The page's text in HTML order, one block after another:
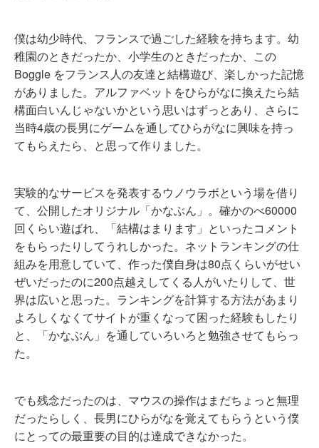
僕は幼少時代、フランスで過ごした経験を持ちます。幼
稚園のときだったか、小学生のときだったか、この
Boggle をフランス人の友達と結構遊び、楽しかった記憶
がありました。アルファベットをひらがなに換えたら結
構面白いんじゃないかという思いはずっとあり、さらに
当時4歳の長男にゲームを通してひらがなに興味を持っ
てもらえたら、と思って作りました。
実験的なサービスを発表するウノウラボという場を借り
て、公開したオリジナル「かなぶん」。確かのべ60000
回くらい遊ばれ、「結構はまります」といったコメント
をもらったりしてうれしかった。ネットランキングの仕
組みを用意していて、作った僕自身は80点くらいがせい
ぜいだったのに200点越えしてくる人がいたりして、世
界は広いと思った。ランキングを計算する方法があまり
よろしくなくてサイトが重くなって困った経験もしたり
と、「かなぶん」を通していろいろと勉強させてもらっ
た。
でも残念だったのは、マウスの操作はまだちょっと無理
だったらしく、長男にひらがなを覚えてもらうという僕
にとっての最重要の目的は達成できなかった。